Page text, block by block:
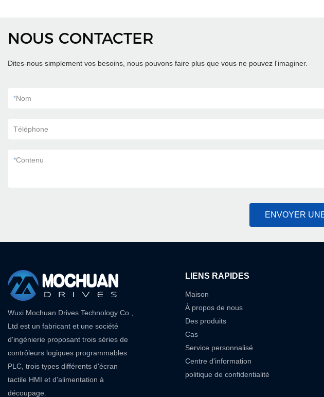
NOUS CONTACTER
Dites-nous simplement vos besoins, nous pouvons faire plus que vous ne pouvez l'imaginer.
*Nom
Téléphone
*Contenu
ENVOYER
Wuxi Mochuan Drives Technology Co.,
Ltd est un fabricant et une société
d'ingénierie proposant trois séries de
contrôleurs logiques programmables
PLC, trois types différents d'écran
tactile HMI et d'alimentation à
découpage.
LIENS RAPIDES
Maison
À propos de nous
Des produits
Cas
Service personnalisé
Centre d'information
politique de confidentialité